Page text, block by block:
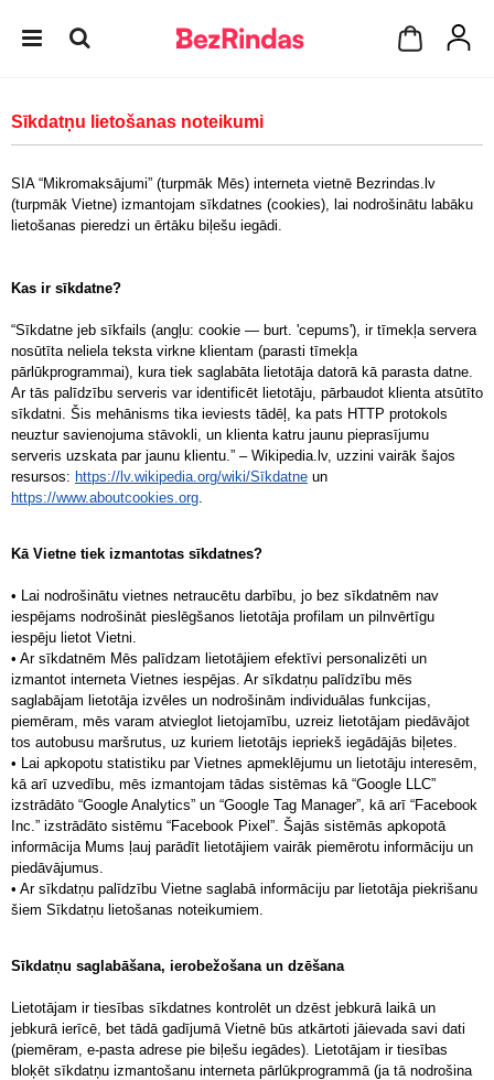
Sīkdatņu lietošanas noteikumi
SIA “Mikromaksājumi” (turpmāk Mēs) interneta vietnē Bezrindas.lv
(turpmāk Vietne) izmantojam sīkdatnes (cookies), lai nodrošinātu labāku
lietošanas pieredzi un ērtāku biļešu iegādi.
Kas ir sīkdatne?
“Sīkdatne jeb sīkfails (angļu: cookie — burt. 'cepums'), ir tīmekļa servera
nosūtīta neliela teksta virkne klientam (parasti tīmekļa
pārlūkprogrammai), kura tiek saglabāta lietotāja datorā kā parasta datne.
Ar tās palīdzību serveris var identificēt lietotāju, pārbaudot klienta atsūtīto
sīkdatni. Šis mehānisms tika ieviests tādēļ, ka pats HTTP protokols
neuztur savienojuma stāvokli, un klienta katru jaunu pieprasījumu
serveris uzskata par jaunu klientu.” – Wikipedia.lv, uzzini vairāk šajos
resursos: https://lv.wikipedia.org/wiki/Sīkdatne un
https://www.aboutcookies.org.
Kā Vietne tiek izmantotas sīkdatnes?
• Lai nodrošinātu vietnes netraucētu darbību, jo bez sīkdatnēm nav
iespējams nodrošināt pieslēgšanos lietotāja profilam un pilnvērtīgu
iespēju lietot Vietni.
• Ar sīkdatnēm Mēs palīdzam lietotājiem efektīvi personalizēti un
izmantot interneta Vietnes iespējas. Ar sīkdatņu palīdzību mēs
saglabājam lietotāja izvēles un nodrošinām individuālas funkcijas,
piemēram, mēs varam atvieglot lietojamību, uzreiz lietotājam piedāvājot
tos autobusu maršrutus, uz kuriem lietotājs iepriekš iegādājās biļetes.
• Lai apkopotu statistiku par Vietnes apmeklējumu un lietotāju interesēm,
kā arī uzvedību, mēs izmantojam tādas sistēmas kā “Google LLC”
izstrādāto “Google Analytics” un “Google Tag Manager”, kā arī “Facebook
Inc.” izstrādāto sistēmu “Facebook Pixel”. Šajās sistēmās apkopotā
informācija Mums ļauj parādīt lietotājiem vairāk piemērotu informāciju un
piedāvājumus.
• Ar sīkdatņu palīdzību Vietne saglabā informāciju par lietotāja piekrišanu
šiem Sīkdatņu lietošanas noteikumiem.
Sīkdatņu saglabāšana, ierobežošana un dzēšana
Lietotājam ir tiesības sīkdatnes kontrolēt un dzēst jebkurā laikā un
jebkurā ierīcē, bet tādā gadījumā Vietnē būs atkārtoti jāievada savi dati
(piemēram, e-pasta adrese pie biļešu iegādes). Lietotājam ir tiesības
bloķēt sīkdatņu izmantošanu interneta pārlūkprogrammā (ja tā nodrošina